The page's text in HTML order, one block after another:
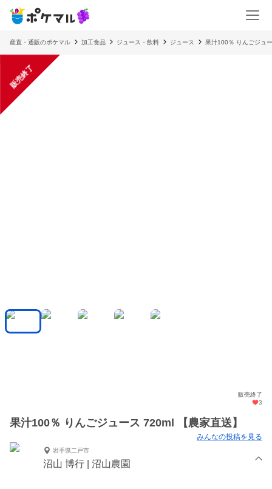
産直・通販のポケマル 加工食品 ジュース・飲料 ジュース 果汁100％ りんごジュ
販売終了
販売終了
3
果汁100％ りんごジュース 720ml 【農家直送】
みんなの投稿を見る
岩手県二戸市
沼山 博行 | 沼山農園